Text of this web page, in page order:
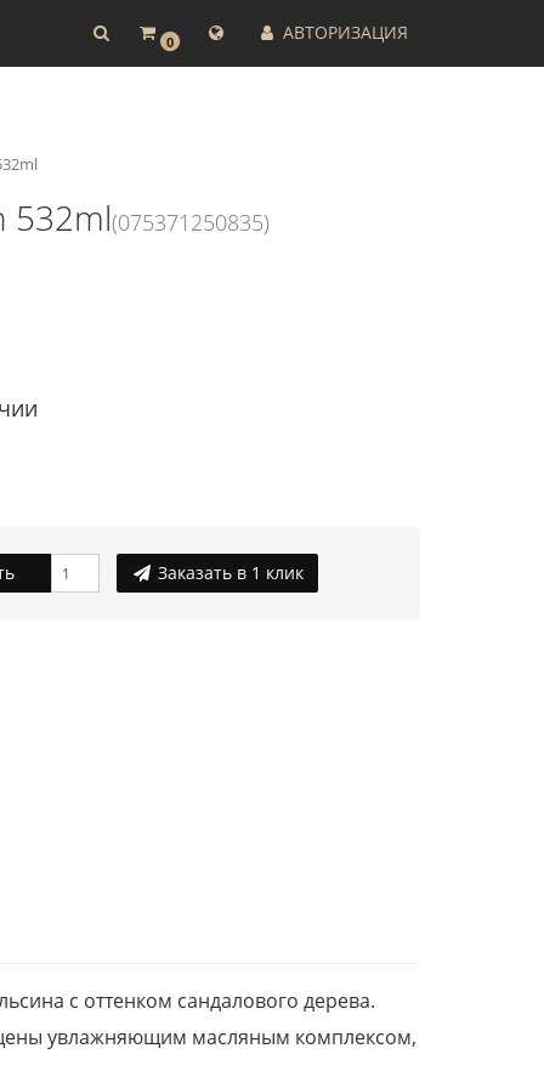
0 АВТОРИЗАЦИЯ
532ml(075371250835)
Заказать в 1 клик
с оттенком сандалового дерева.
увлажняющим масляным комплексом,